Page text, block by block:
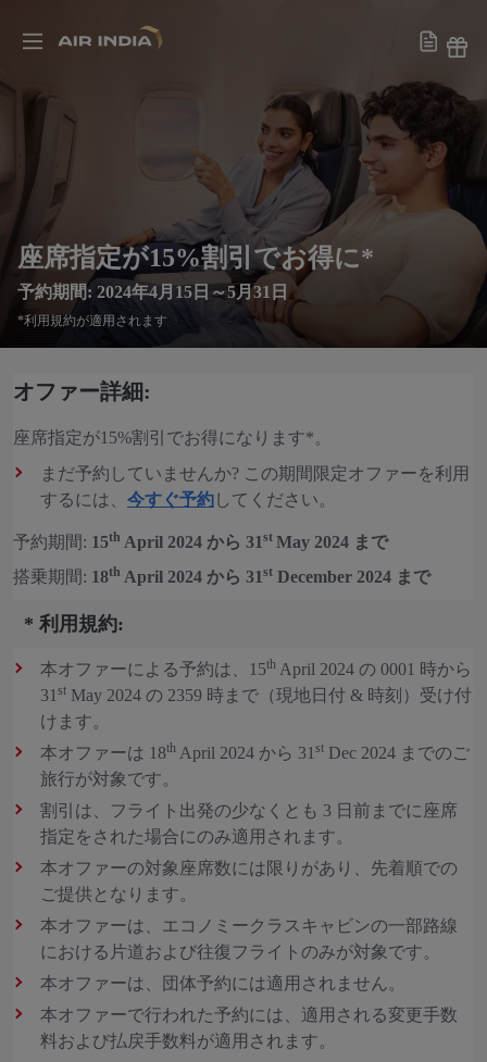
座席指定が15%割引でお得に*
予約期間: 2024年4月15日～5月31日
*利用規約が適用されます
オファー詳細:
座席指定が15%割引でお得になります*。
まだ予約していませんか? この期間限定オファーを利用
するには、 今すぐ予約してください。
予約期間: 15th April 2024 から 31st May 2024 まで
搭乗期間: 18th April 2024 から 31st December 2024 まで
* 利用規約:
本オファーによる予約は、15th April 2024 の 0001 時から
31 st May 2024 の 2359 時まで（現地日付 & 時刻）受け付
けます。
本オファーは 18th April 2024 から 31 st Dec 2024 までのご
旅行が対象です。
割引は、フライト出発の少なくとも 3 日前までに座席
指定をされた場合にのみ適用されます。
本オファーの対象座席数には限りがあり、先着順での
ご提供となります。
本オファーは、エコノミークラスキャビンの一部路線
における片道および往復フライトのみが対象です。
本オファーは、団体予約には適用されません。
本オファーで行われた予約には、適用される変更手数
料および払戻手数料が適用されます。